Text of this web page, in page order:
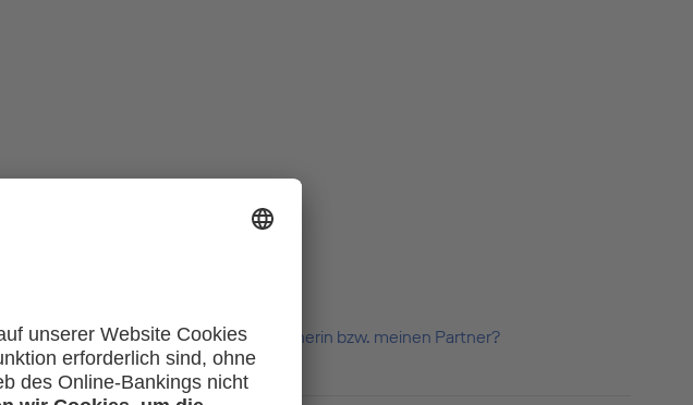
Zusatzpaket für mich und meine Partnerin bzw. meinen Partner?